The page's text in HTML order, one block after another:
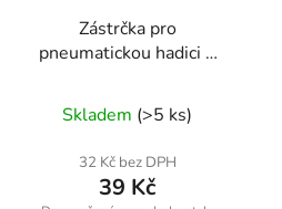
Zástrčka pro
pneumatickou hadici 9
Geko
Skladem (>5 ks)
32 Kč bez DPH
39 Kč